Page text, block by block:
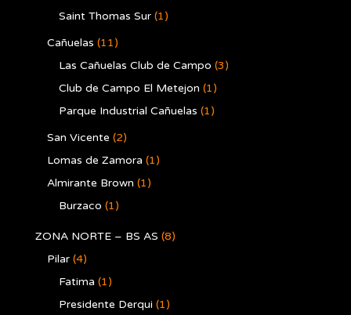
Saint Thomas Sur (1)
Cañuelas (11)
Las Cañuelas Club de Campo (3)
Club de Campo El Metejon (1)
Parque Industrial Cañuelas (1)
San Vicente (2)
Lomas de Zamora (1)
Almirante Brown (1)
Burzaco (1)
ZONA NORTE – BS AS (8)
Pilar (4)
Fatima (1)
Presidente Derqui (1)